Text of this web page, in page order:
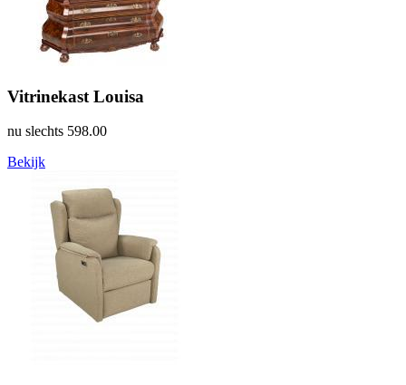
Vitrinekast Louisa
nu slechts 598.00
Bekijk